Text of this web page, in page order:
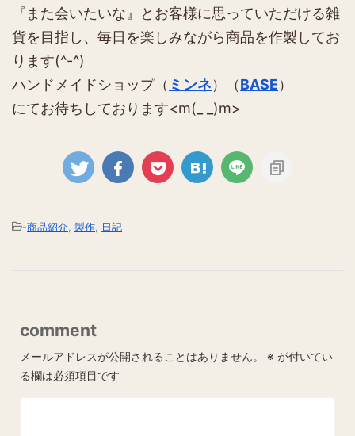
『また会いたいな』とお客様に思っていただける雑
貨を目指し、毎日を楽しみながら商品を作製してお
ります(^-^)
ハンドメイドショップ（ ミンネ）（BASE）
にてお待ちしております<m(_ _)m>
-商品紹介 製作 日記
comment
メールアドレスが公開されることはありません。 ※ が付いてい
る欄は必須項目です